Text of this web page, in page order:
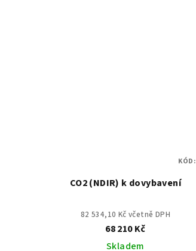
CO2 (NDIR) k dovybavení
82 534,10 Kč včetně DPH
68 210 Kč
Skladem
KÓD: